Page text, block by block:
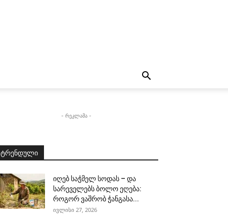
- რეკლამა -
ტრენდული
იღებ საჭმელ სოდას – და
სარეველებს ბოლო ეღება:
როგორ ვაშრობ ჭანგასა...
ივლისი 27, 2026